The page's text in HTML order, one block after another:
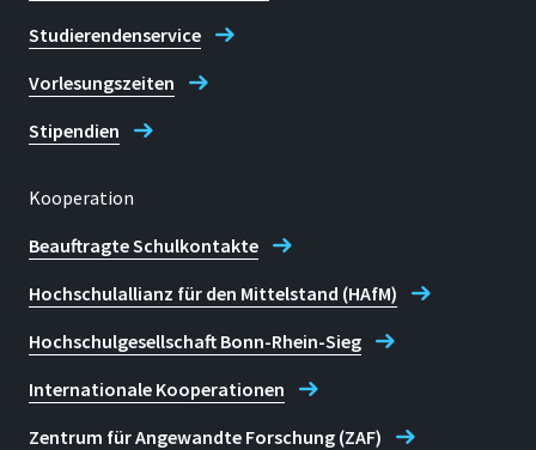
Studierendenservice
Vorlesungszeiten
Stipendien
Kooperation
Beauftragte Schulkontakte
Hochschulallianz für den Mittelstand (HAfM)
Hochschulgesellschaft Bonn-Rhein-Sieg
Internationale Kooperationen
Zentrum für Angewandte Forschung (ZAF)